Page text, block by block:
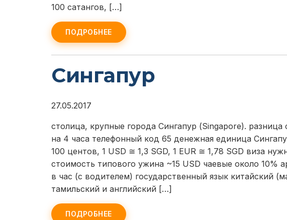
100 сатангов, […]
ПОДРОБНЕЕ
Сингапур
27.05.2017
столица, крупные города Сингапур (Singapore).
на 4 часа телефонный код 65 денежная единица
100 центов, 1 USD ≅ 1,3 SGD, 1 EUR ≅ 1,78 SGD виза
стоимость типового ужина ~15 USD чаевые около 10%
в час (с водителем) государственный язык китайский
тамильский и английский […]
ПОДРОБНЕЕ